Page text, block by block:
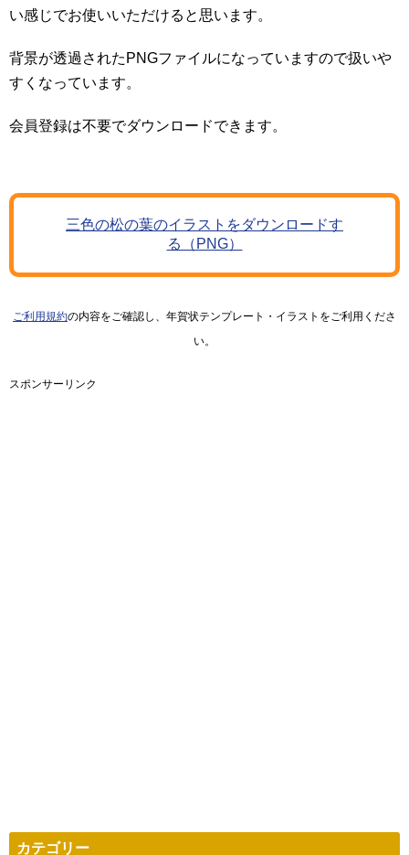
い感じでお使いいただけると思います。
背景が透過されたPNGファイルになっていますので扱いや
すくなっています。
会員登録は不要でダウンロードできます。
三色の松の葉のイラストをダウンロードす
る（PNG）
ご利用規約の内容をご確認し、年賀状テンプレート・イラストをご利用くださ
い。
スポンサーリンク
カテゴリー